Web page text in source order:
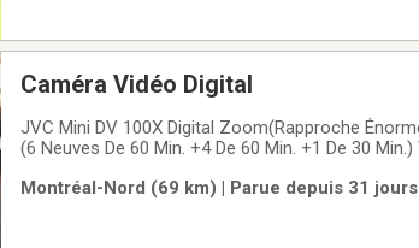
Caméra Vidéo Digital
JVC Mini DV 100X Digital Zoom(Rapproche Énormément) Tout Est Fonctionnel(A1) 2 Batteries 11 Casettes
(6 Neuves De 60 Min. +4 De 60 Min. +1 De 30 Min.) Télécommande Livre D'instruction Tout Le Filage
Montréal-Nord (69 km) | Parue depuis 31 jours